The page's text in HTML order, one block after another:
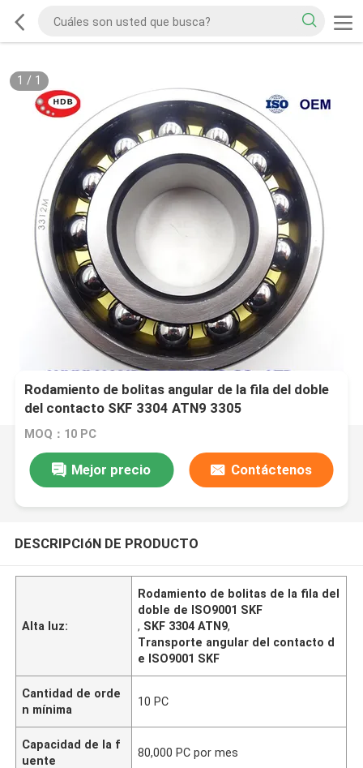
1 / 1
Rodamiento de bolitas angular de la fila del doble
del contacto SKF 3304 ATN9 3305
A2RS1TN9MT33 ISO9001
MOQ：10 PC
Mejor precio Contáctenos
DESCRIPCIóN DE PRODUCTO
Alta luz:
Rodamiento de bolitas de la fila del
doble de ISO9001 SKF
, SKF 3304 ATN9,
Transporte angular del contacto d
e ISO9001 SKF
Cantidad de orde
n mínima
10 PC
Capacidad de la f
uente
80,000 PC por mes